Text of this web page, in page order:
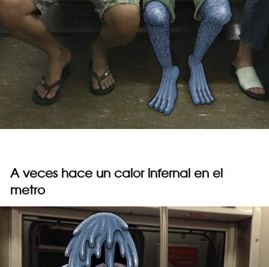
A veces hace un calor infernal en el
metro